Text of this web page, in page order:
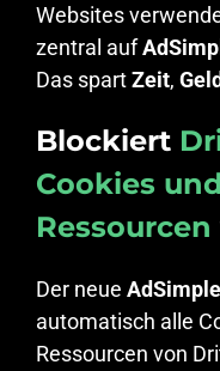
Websites
zentral auf
Das spartZeit, Geld
Blockiert
Cookies
Ressourcen
Der neue
automatisch alle
Ressourcen von